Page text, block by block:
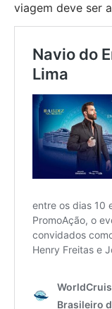
viagem deve ser